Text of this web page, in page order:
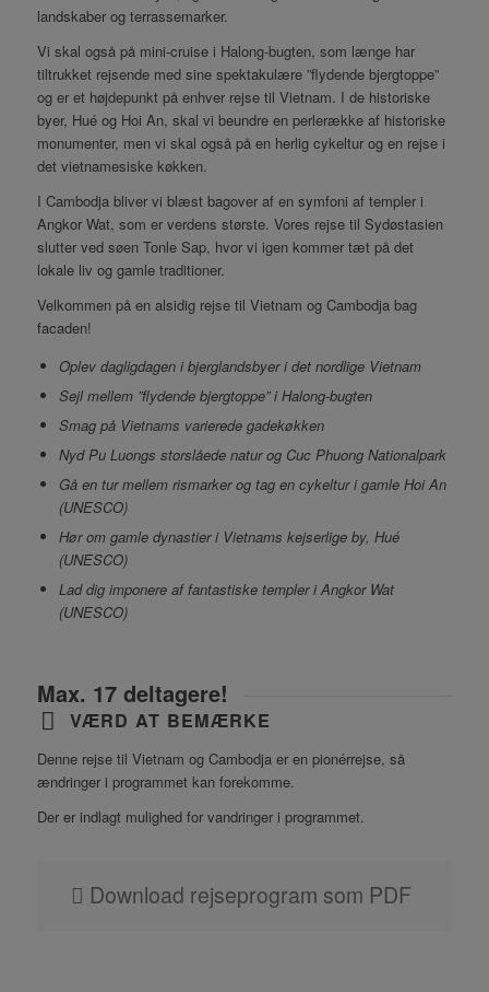
landskaber og terrassemarker.
Vi skal også på mini-cruise i Halong-bugten, som længe har
tiltrukket rejsende med sine spektakulære ”flydende bjergtoppe”
og er et højdepunkt på enhver rejse til Vietnam. I de historiske
byer, Hué og Hoi An, skal vi beundre en perlerække af historiske
monumenter, men vi skal også på en herlig cykeltur og en rejse i
det vietnamesiske køkken.
I Cambodja bliver vi blæst bagover af en symfoni af templer i
Angkor Wat, som er verdens største. Vores rejse til Sydøstasien
slutter ved søen Tonle Sap, hvor vi igen kommer tæt på det
lokale liv og gamle traditioner.
Velkommen på en alsidig rejse til Vietnam og Cambodja bag
facaden!
Oplev dagligdagen i bjerglandsbyer i det nordlige Vietnam
Sejl mellem ”flydende bjergtoppe”i Halong-bugten
Smag på Vietnams varierede gadekøkken
Nyd Pu Luongs storslåede natur og Cuc Phuong Nationalpark
Gå en tur mellem rismarker og tag en cykeltur i gamle Hoi An
(UNESCO)
Hør om gamle dynastier i Vietnams kejserlige by, Hué
(UNESCO)
Lad dig imponere af fantastiske templer i Angkor Wat
(UNESCO)
Max. 17 deltagere!
VÆRD AT BEMÆRKE
Denne rejse til Vietnam og Cambodja er en pionérrejse, så
ændringer i programmet kan forekomme.
Der er indlagt mulighed for vandringer i programmet.
Download rejseprogram som PDF